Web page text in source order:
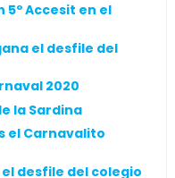
5º Accesit en el
el desfile del
2020
la Sardina
el Carnavalito
desfile del colegio